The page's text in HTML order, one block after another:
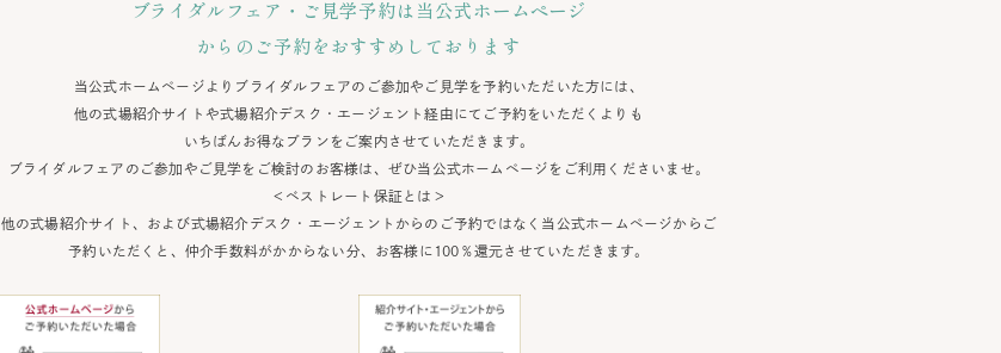
ブライダルフェア・ご見学予約は当公式ホームページ
からのご予約をおすすめしております
当公式ホームページよりブライダルフェアのご参加やご見学を予約いただいた方には、
他の式場紹介サイトや式場紹介デスク・エージェント経由にてご予約をいただくよりも
いちばんお得なプランをご案内させていただきます。
ブライダルフェアのご参加やご見学をご検討のお客様は、ぜひ当公式ホームページをご利用くださいませ。
＜ベストレート保証とは＞
他の式場紹介サイト、および式場紹介デスク・エージェントからのご予約ではなく当公式ホームページからご
予約いただくと、仲介手数料がかからない分、お客様に100％還元させていただきます。